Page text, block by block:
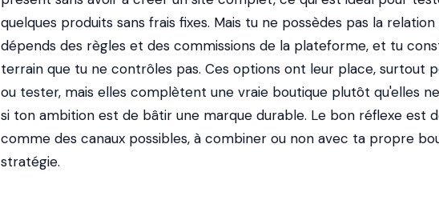
quelques produits sans frais fixes. Mais tu ne possèdes pas la
dépends des règles et des commissions de la plateforme, et tu
terrain que tu ne contrôles pas. Ces options ont leur place, surtout
ou tester, mais elles complètent une vraie boutique plutôt qu'elles
si ton ambition est de bâtir une marque durable. Le bon réflexe est
comme des canaux possibles, à combiner ou non avec ta propre
stratégie.